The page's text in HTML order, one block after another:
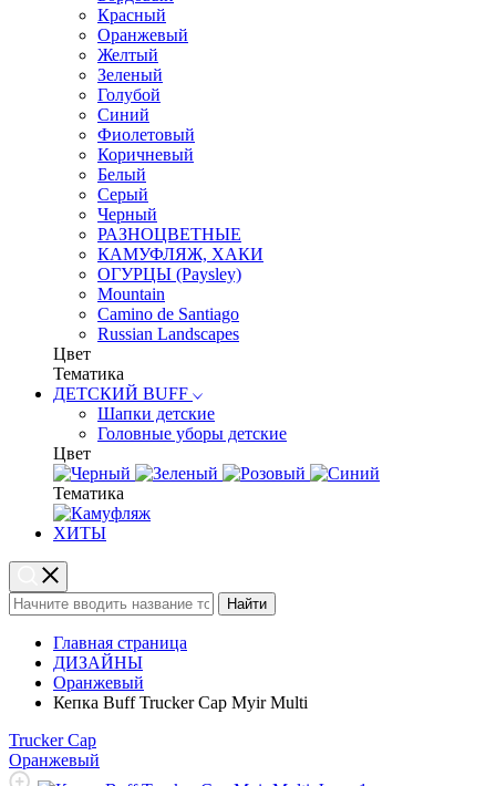
Красный
Оранжевый
Желтый
Зеленый
Голубой
Синий
Фиолетовый
Коричневый
Белый
Серый
Черный
РАЗНОЦВЕТНЫЕ
КАМУФЛЯЖ, ХАКИ
ОГУРЦЫ (Paysley)
Mountain
Camino de Santiago
Russian Landscapes
Цвет
Тематика
ДЕТСКИЙ BUFF
Шапки детские
Головные уборы детские
Цвет
Тематика
ХИТЫ
Найти
Главная страница
ДИЗАЙНЫ
Оранжевый
Кепка Buff Trucker Cap Myir Multi
Trucker Cap
Оранжевый